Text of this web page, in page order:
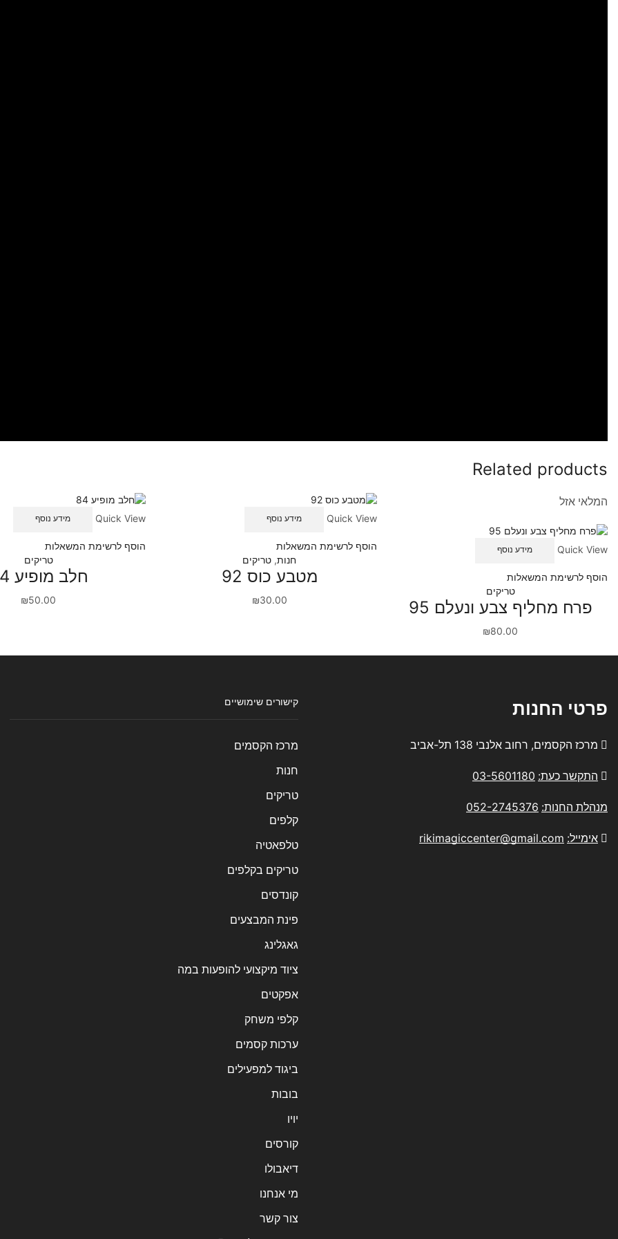
Related products
המלאי אזל
Quick View מידע נוסף
הוסף לרשימת המשאלות
טריקים
פרח מחליף צבע ונעלם 95
₪80.00
Quick View מידע נוסף
הוסף לרשימת המשאלות
חנות, טריקים
מטבע כוס 92
₪30.00
Quick View מידע נוסף
הוסף לרשימת המשאלות
טריקים
חלב מופיע 84
₪50.00
פרטי החנות
מרכז הקסמים, רחוב אלנבי 138 תל-אביב
התקשר כעת: 03-5601180
מנהלת החנות: 052-2745376
אימייל: rikimagiccenter@gmail.com
קישורים שימושיים
מרכז הקסמים
חנות
טריקים
קלפים
טלפאטיה
טריקים בקלפים
קונדסים
פינת המבצעים
גאגלינג
ציוד מיקצועי להופעות במה
אפקטים
קלפי משחק
ערכות קסמים
ביגוד למפעילים
בובות
יויו
קורסים
דיאבולו
מי אנחנו
צור קשר